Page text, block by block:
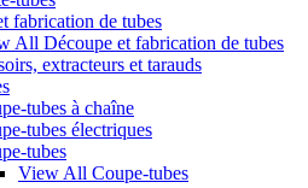
fabrication de tubes
All Découpe et fabrication de tubes
extracteurs et tarauds
tubes à chaîne
tubes électriques
tubes
View All Coupe-tubes